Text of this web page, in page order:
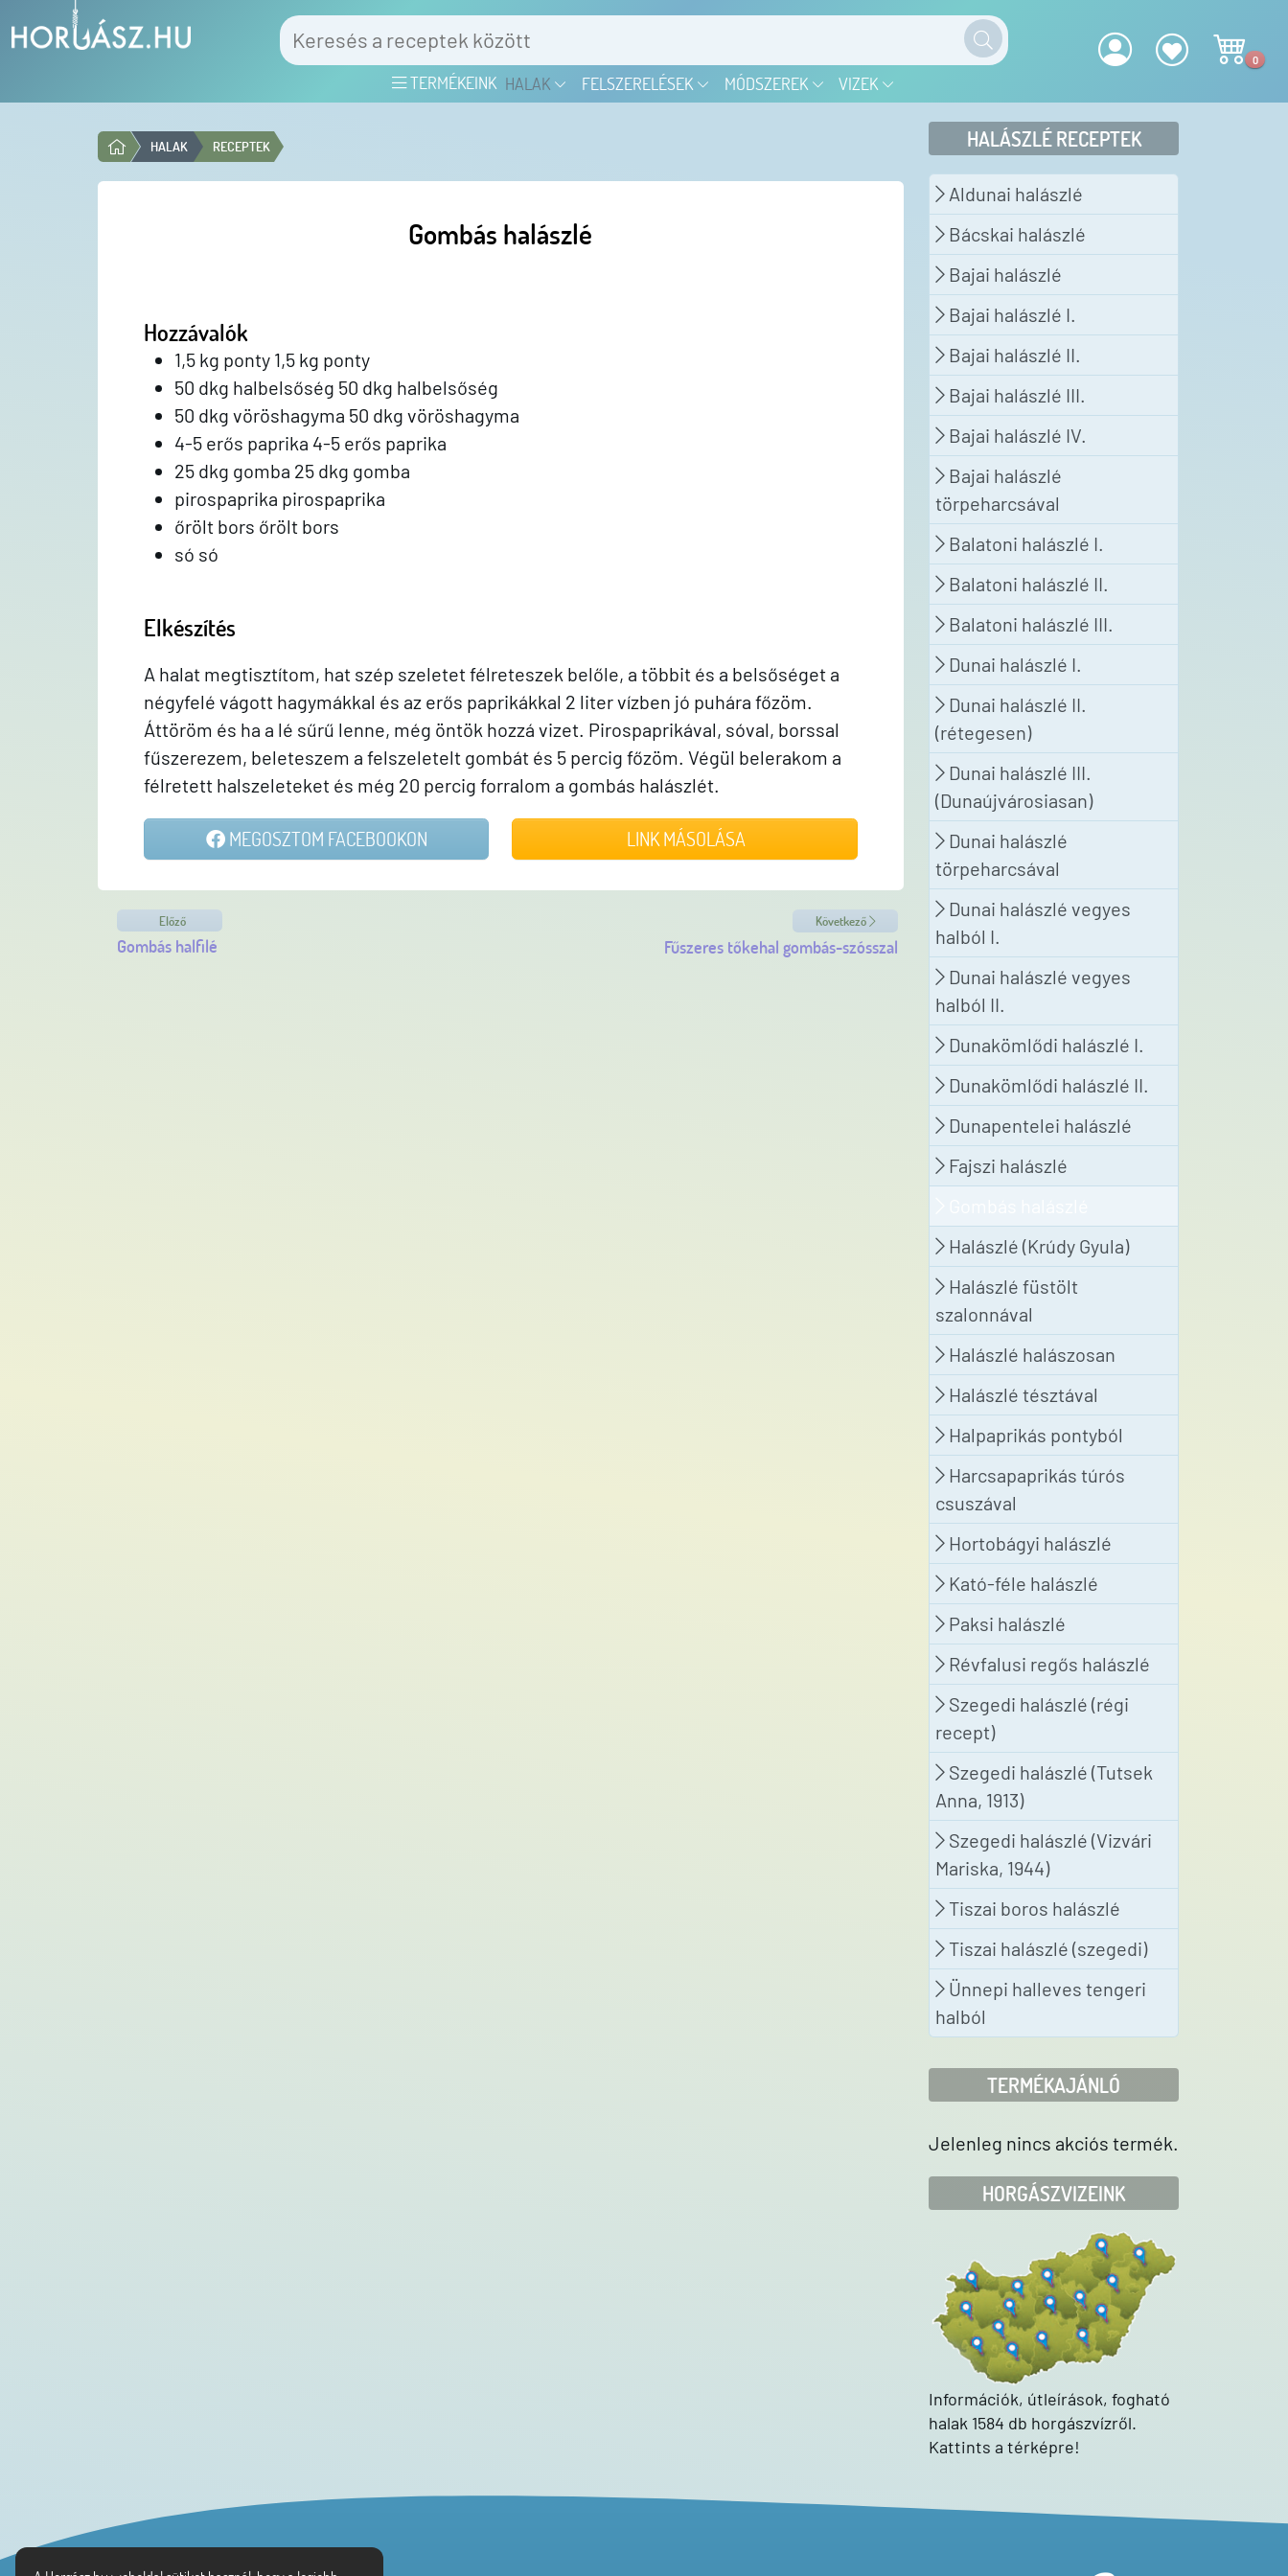
TERMÉKEINK HALAK FELSZERELÉSEK MÓDSZEREK VIZEK
0
HALAK RECEPTEK
Gombás halászlé
Hozzávalók
1,5 kg ponty 1,5 kg ponty
50 dkg halbelsőség 50 dkg halbelsőség
50 dkg vöröshagyma 50 dkg vöröshagyma
4-5 erős paprika 4-5 erős paprika
25 dkg gomba 25 dkg gomba
pirospaprika pirospaprika
őrölt bors őrölt bors
só só
Elkészítés
A halat megtisztítom, hat szép szeletet félreteszek belőle, a többit és a belsőséget a
négyfelé vágott hagymákkal és az erős paprikákkal 2 liter vízben jó puhára főzöm.
Áttöröm és ha a lé sűrű lenne, még öntök hozzá vizet. Pirospaprikával, sóval, borssal
fűszerezem, beleteszem a felszeletelt gombát és 5 percig főzöm. Végül belerakom a
félretett halszeleteket és még 20 percig forralom a gombás halászlét.
MEGOSZTOM FACEBOOKON LINK MÁSOLÁSA
Előző
Gombás halfilé
Következő
Fűszeres tőkehal gombás-szósszal
HALÁSZLÉ RECEPTEK
Aldunai halászlé
Bácskai halászlé
Bajai halászlé
Bajai halászlé I.
Bajai halászlé II.
Bajai halászlé III.
Bajai halászlé IV.
Bajai halászlé
törpeharcsával
Balatoni halászlé I.
Balatoni halászlé II.
Balatoni halászlé III.
Dunai halászlé I.
Dunai halászlé II.
(rétegesen)
Dunai halászlé III.
(Dunaújvárosiasan)
Dunai halászlé
törpeharcsával
Dunai halászlé vegyes
halból I.
Dunai halászlé vegyes
halból II.
Dunakömlődi halászlé I.
Dunakömlődi halászlé II.
Dunapentelei halászlé
Fajszi halászlé
Halászlé (Krúdy Gyula)
Halászlé füstölt
szalonnával
Halászlé halászosan
Halászlé tésztával
Halpaprikás pontyból
Harcsapaprikás túrós
csuszával
Hortobágyi halászlé
Kató-féle halászlé
Paksi halászlé
Révfalusi regős halászlé
Szegedi halászlé (régi
recept)
Szegedi halászlé (Tutsek
Anna, 1913)
Szegedi halászlé (Vizvári
Mariska, 1944)
Tiszai boros halászlé
Tiszai halászlé (szegedi)
Ünnepi halleves tengeri
halból
TERMÉKAJÁNLÓ
Jelenleg nincs akciós termék.
HORGÁSZVIZEINK
Információk, útleírások, fogható
halak 1584 db horgászvízről.
Kattints a térképre!